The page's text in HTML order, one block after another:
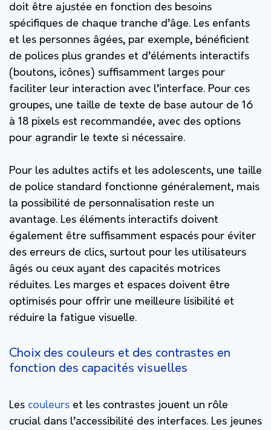
doit être ajustée en fonction des besoins
spécifiques de chaque tranche d’âge. Les enfants
et les personnes âgées, par exemple, bénéficient
de polices plus grandes et d’éléments interactifs
(boutons, icônes) suffisamment larges pour
faciliter leur interaction avec l’interface. Pour ces
groupes, une taille de texte de base autour de 16
à 18 pixels est recommandée, avec des options
pour agrandir le texte si nécessaire.
Pour les adultes actifs et les adolescents, une taille
de police standard fonctionne généralement, mais
la possibilité de personnalisation reste un
avantage. Les éléments interactifs doivent
également être suffisamment espacés pour éviter
des erreurs de clics, surtout pour les utilisateurs
âgés ou ceux ayant des capacités motrices
réduites. Les marges et espaces doivent être
optimisés pour offrir une meilleure lisibilité et
réduire la fatigue visuelle.
Choix des couleurs et des contrastes en
fonction des capacités visuelles
Les couleurs et les contrastes jouent un rôle
crucial dans l’accessibilité des interfaces. Les jeunes